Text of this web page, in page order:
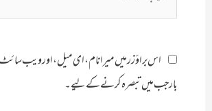
اس براؤزر میں میرا نام، ای میل، اور ویب سائٹ
بار جب میں تبصرہ کرنے کےلیے۔